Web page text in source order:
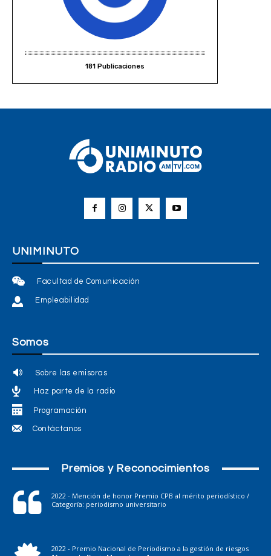
181 Publicaciones
UNIMINUTO
Facultad de Comunicación
Empleabilidad
Somos
Sobre las emisoras
Haz parte de la radio
Programación
Contáctanos
Premios y Reconocimientos
2022 - Mención de honor Premio CPB al mérito periodístico /
Categoría: periodismo universitario
2022 - Premio Nacional de Periodismo a la gestión de riesgos